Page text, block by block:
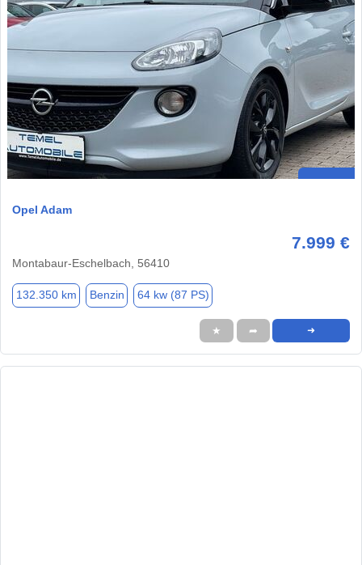
Opel Adam
7.999 €
Montabaur-Eschelbach, 56410
132.350 km Benzin 64 kw (87 PS)
★ ➦ ➜